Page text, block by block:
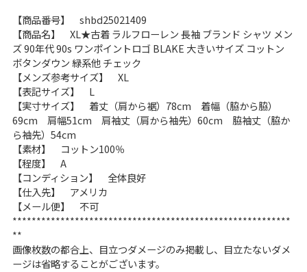
Search by Particularこだわりから探す
Search by Sizeサイズから探す（メンズ）
ジャケット XS S L XL
スウェット XS XL
長袖シャツ
半袖シャツ
Tシャツ XS S M L XL
W30以下 W31,W32
【商品番号】 shbd25021409
【商品名】 XL★古着 ラルフローレン 長袖 ブランド シャツ メン
ズ 90年代 90s ワンポイントロゴ BLAKE 大きいサイズ コットン
ボタンダウン 緑系他 チェック
【メンズ参考サイズ】 XL
【表記サイズ】 L
【実寸サイズ】 着丈（肩から裾）78cm 着幅（脇から脇）
69cm 肩幅51cm 肩袖丈（肩から袖先）60cm 脇袖丈（脇か
ら袖先）54cm
【素材】 コットン100％
【程度】 A
【コンディション】 全体良好
【仕入先】 アメリカ
【メール便】 不可
**********************************************************
**
画像枚数の都合上、目立つダメージのみ掲載し、目立たないダメ
ージは省略することがございます。